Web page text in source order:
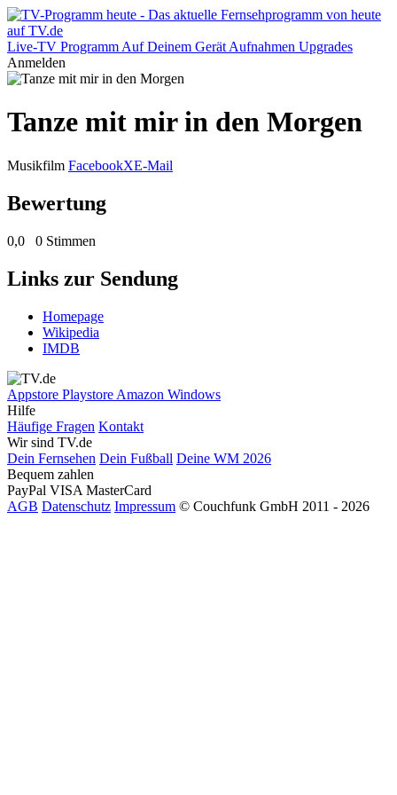
Live-TV Programm Auf Deinem Gerät Aufnahmen Upgrades
Anmelden
Tanze mit mir in den Morgen
Musikfilm FacebookXE-Mail
Bewertung
0,0 0 Stimmen
Links zur Sendung
Homepage
Wikipedia
IMDB
Appstore Playstore Amazon Windows
Hilfe
Häufige Fragen Kontakt
Wir sind TV.de
Dein Fernsehen Dein Fußball Deine WM 2026
Bequem zahlen
PayPal VISA MasterCard
AGB Datenschutz Impressum © Couchfunk GmbH 2011 - 2026